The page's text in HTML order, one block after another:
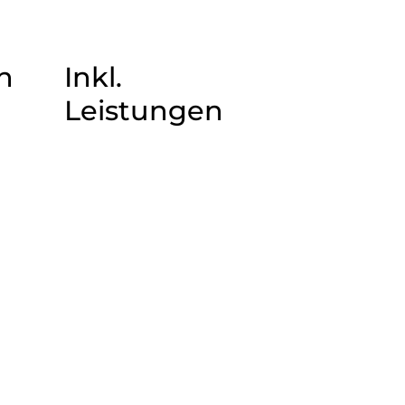
Inkl.
Leistungen